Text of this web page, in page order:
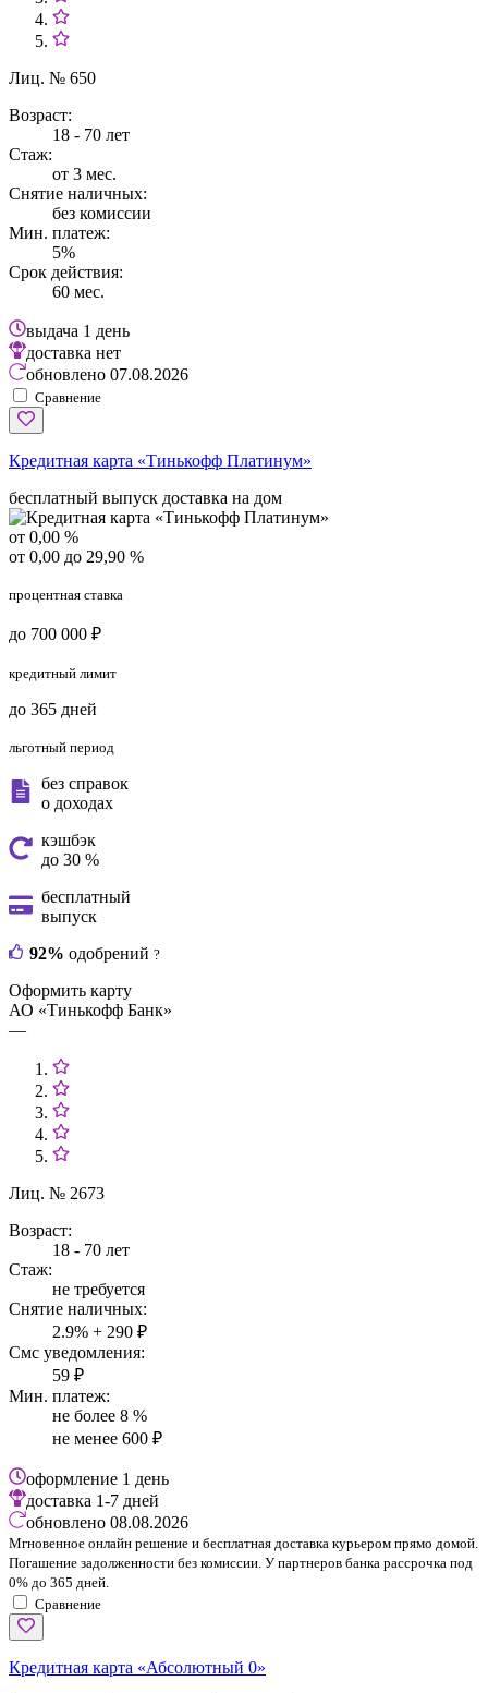
Лиц. № 650
Возраст:
18 - 70 лет
Стаж:
от 3 мес.
Снятие наличных:
без комиссии
Мин. платеж:
5%
Срок действия:
60 мес.
выдача 1 день
доставка нет
обновлено 07.08.2026
Сравнение
Кредитная карта «Тинькофф Платинум»
бесплатный выпуск доставка на дом
от 0,00 %
от 0,00 до 29,90 %
процентная ставка
до 700 000 ₽
кредитный лимит
до 365 дней
льготный период
без справок
о доходах
кэшбэк
до 30 %
бесплатный
выпуск
92% одобрений ?
Оформить карту
АО «Тинькофф Банк»
—
Лиц. № 2673
Возраст:
18 - 70 лет
Стаж:
не требуется
Снятие наличных:
2.9% + 290 ₽
Смс уведомления:
59 ₽
Мин. платеж:
не более 8 %
не менее 600 ₽
оформление 1 день
доставка 1-7 дней
обновлено 08.08.2026
Мгновенное онлайн решение и бесплатная доставка курьером прямо домой.
Погашение задолженности без комиссии. У партнеров банка рассрочка под
0% до 365 дней.
Сравнение
Кредитная карта «Абсолютный 0»